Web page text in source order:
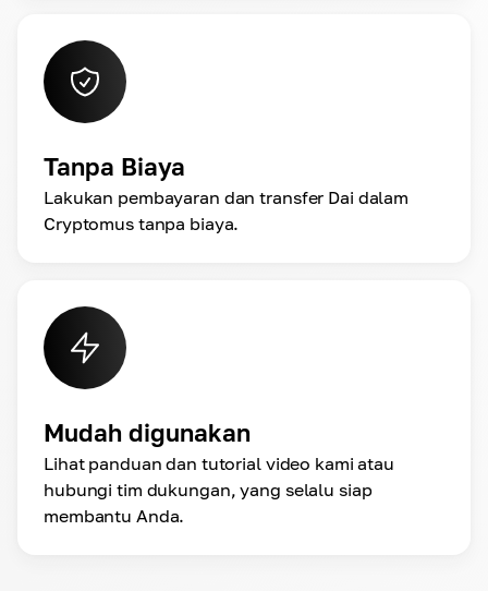
Tanpa Biaya
Lakukan pembayaran dan transfer Dai dalam
Cryptomus tanpa biaya.
Mudah digunakan
Lihat panduan dan tutorial video kami atau
hubungi tim dukungan, yang selalu siap
membantu Anda.